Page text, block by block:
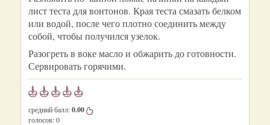
лист теста для вонтонов. Края теста смазать белком
или водой, после чего плотно соединить между
собой, чтобы получился узелок.
Разогреть в воке масло и обжарить до готовности.
Сервировать горячими.
средний балл:0.00
голосов:0